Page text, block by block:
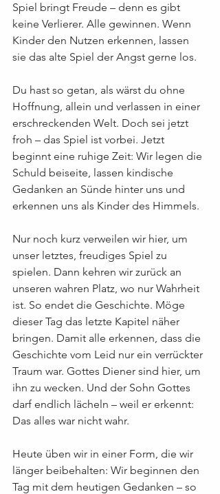
Spiel bringt Freude – denn es gibt
keine Verlierer. Alle gewinnen. Wenn
Kinder den Nutzen erkennen, lassen
sie das alte Spiel der Angst gerne los.
Du hast so getan, als wärst du ohne
Hoffnung, allein und verlassen in einer
erschreckenden Welt. Doch sei jetzt
froh – das Spiel ist vorbei. Jetzt
beginnt eine ruhige Zeit: Wir legen die
Schuld beiseite, lassen kindische
Gedanken an Sünde hinter uns und
erkennen uns als Kinder des Himmels.
Nur noch kurz verweilen wir hier, um
unser letztes, freudiges Spiel zu
spielen. Dann kehren wir zurück an
unseren wahren Platz, wo nur Wahrheit
ist. So endet die Geschichte. Möge
dieser Tag das letzte Kapitel näher
bringen. Damit alle erkennen, dass die
Geschichte vom Leid nur ein verrückter
Traum war. Gottes Diener sind hier, um
ihn zu wecken. Und der Sohn Gottes
darf endlich lächeln – weil er erkennt:
Das alles war nicht wahr.
Heute üben wir in einer Form, die wir
länger beibehalten: Wir beginnen den
Tag mit dem heutigen Gedanken – so